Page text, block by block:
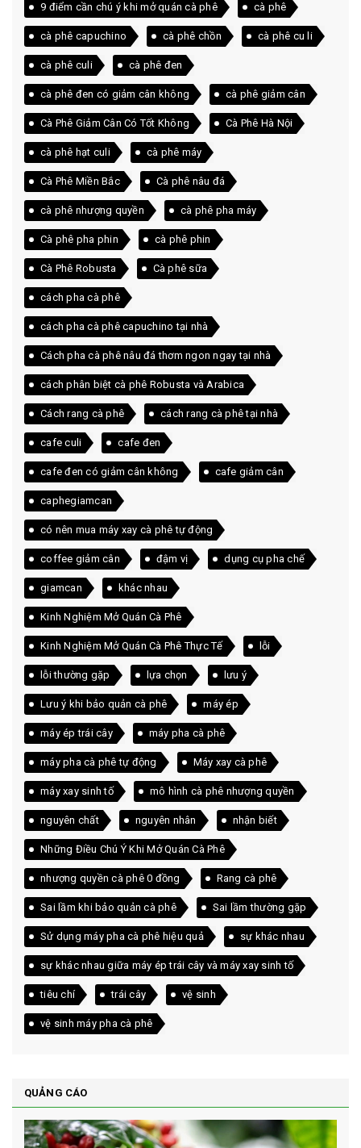
9 điểm cần chú ý khi mở quán cà phê cà phê
cà phê capuchino cà phê chồn cà phê cu li
cà phê culi cà phê đen
cà phê đen có giảm cân không cà phê giảm cân
Cà Phê Giảm Cân Có Tốt Không Cà Phê Hà Nội
cà phê hạt culi cà phê máy
Cà Phê Miền Bắc Cà phê nâu đá
cà phê nhượng quyền cà phê pha máy
Cà phê pha phin cà phê phin
Cà Phê Robusta Cà phê sữa
cách pha cà phê
cách pha cà phê capuchino tại nhà
Cách pha cà phê nâu đá thơm ngon ngay tại nhà
cách phân biệt cà phê Robusta và Arabica
Cách rang cà phê cách rang cà phê tại nhà
cafe culi cafe đen
cafe đen có giảm cân không cafe giảm cân
caphegiamcan
có nên mua máy xay cà phê tự động
coffee giảm cân đậm vị dụng cụ pha chế
giamcan khác nhau
Kinh Nghiệm Mở Quán Cà Phê
Kinh Nghiệm Mở Quán Cà Phê Thực Tế lỗi
lỗi thường gặp lựa chọn lưu ý
Lưu ý khi bảo quản cà phê máy ép
máy ép trái cây máy pha cà phê
máy pha cà phê tự động Máy xay cà phê
máy xay sinh tố mô hình cà phê nhượng quyền
nguyên chất nguyên nhân nhận biết
Những Điều Chú Ý Khi Mở Quán Cà Phê
nhượng quyền cà phê 0 đồng Rang cà phê
Sai lầm khi bảo quản cà phê Sai lầm thường gặp
Sử dụng máy pha cà phê hiệu quả sự khác nhau
sự khác nhau giữa máy ép trái cây và máy xay sinh tố
tiêu chí trái cây vệ sinh
vệ sinh máy pha cà phê
QUẢNG CÁO